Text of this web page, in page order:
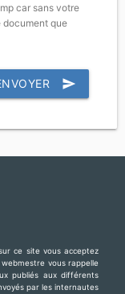
car sans votre
document que
send
ce site vous acceptez
vous rappelle
publiés aux différents
par les internautes